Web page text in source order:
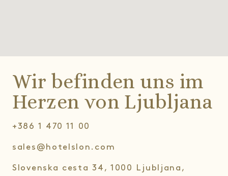
Wir befinden uns im
Herzen von Ljubljana
+386 1 470 11 00
sales@hotelslon.com
Slovenska cesta 34, 1000 Ljubljana,